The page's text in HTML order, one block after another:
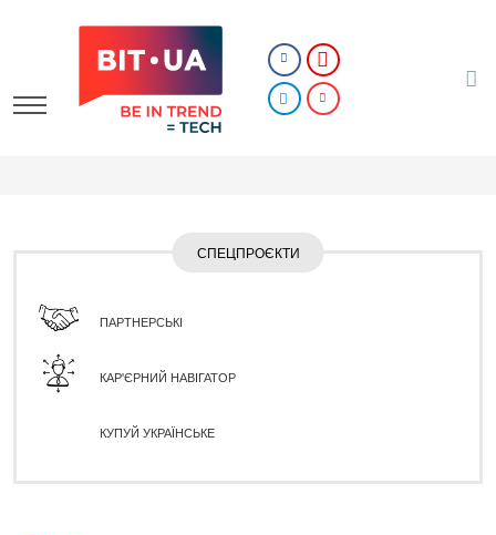
СПЕЦПРОЄКТИ
ПАРТНЕРСЬКІ
КАР'ЄРНИЙ НАВІГАТОР
КУПУЙ УКРАЇНСЬКЕ